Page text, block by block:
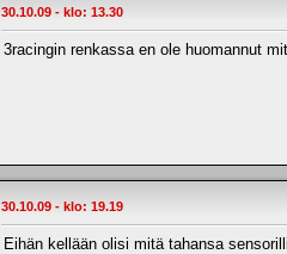
30.10.09 - klo: 13.30
3racingin renkassa en ole huomannut
30.10.09 - klo: 19.19
Eihän kellään olisi mitä tahansa